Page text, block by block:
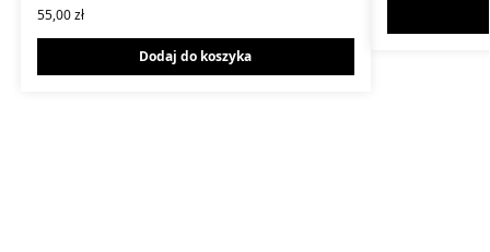
55,00zł
Dodaj do koszyka